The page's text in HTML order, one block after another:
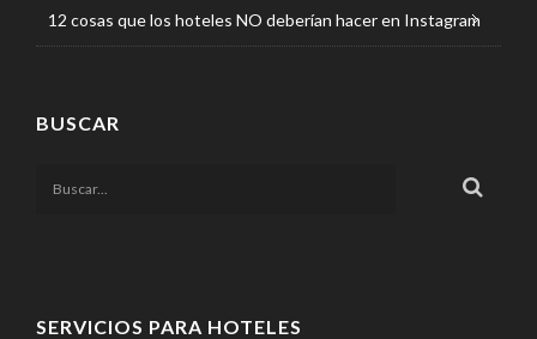
12 cosas que los hoteles NO deberían hacer en Instagram
BUSCAR
SERVICIOS PARA HOTELES